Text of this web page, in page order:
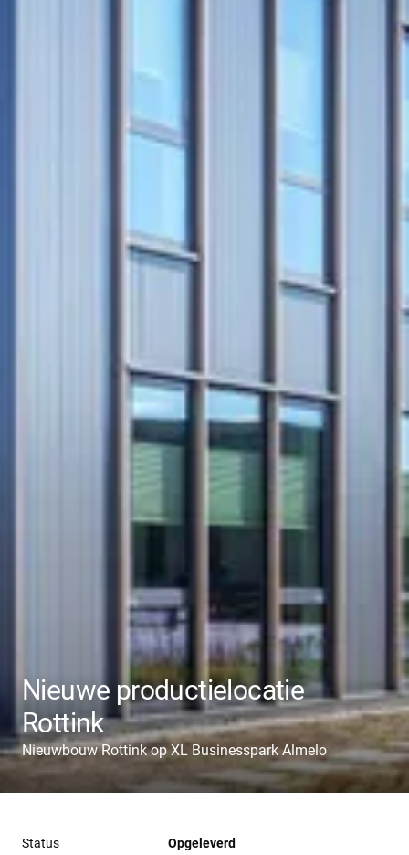
Nieuwe productielocatie
Rottink
Nieuwbouw Rottink op XL Businesspark Almelo
Status Opgeleverd